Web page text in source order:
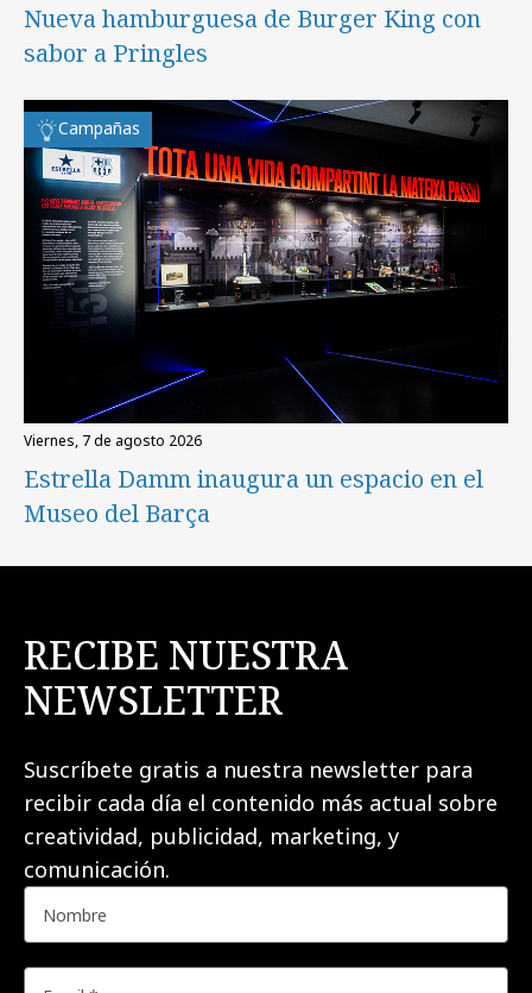
Nueva hamburguesa de Burger King con
sabor a Pringles
Campañas
viernes, 7 de agosto 2026
Estrella Damm inaugura un espacio en el
Museo del Barça
RECIBE NUESTRA
NEWSLETTER
Suscríbete gratis a nuestra newsletter para
recibir cada día el contenido más actual sobre
creatividad, publicidad, marketing, y
comunicación.